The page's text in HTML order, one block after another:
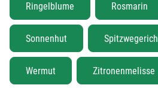
Ringelblume Rosmarin
Sonnenhut Spitzwegerich
Wermut Zitronenmelisse